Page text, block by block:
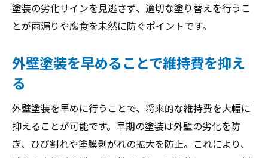
塗装の劣化サインを見逃さず、適切な塗り替えを行うこ
とが雨漏りや腐食を未然に防ぐポイントです。
外壁塗装を早めることで維持費を抑え
る
外壁塗装を早めに行うことで、将来的な維持費を大幅に
抑えることが可能です。早期の塗装は外壁の劣化を防
ぎ、ひび割れや塗膜剥がれの拡大を防止。これにより、